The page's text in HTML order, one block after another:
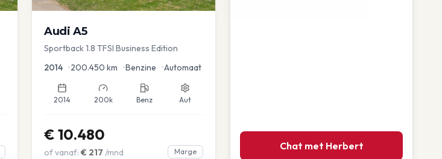
Audi A5
Sportback 1.8 TFSI Business Edition
2014 •200.450 km •Benzine •Automaat
2014 200k Benz Aut
€ 10.480
of vanaf: € 217 /mnd Marge Chat met Herbert